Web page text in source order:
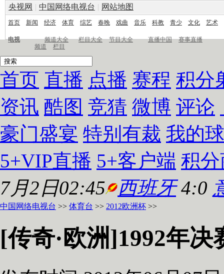
央视网 | 中国网络电视台 | 网站地图
首页 新闻 经济 体育 综艺 春晚 戏曲 音乐 科教 青少 文化 艺术
电视 频道大全 栏目大全 节目大全 直播中国
赛事直播
频道
栏目
首页 直播 点播 赛程 积分
资讯 酷图 竞猜 微博 评论
豪门盛宴 特别有裁 我的
5+VIP直播 5+客户端 积
7月2日02:45
西班牙4:0
中国网络电视台 >> 体育台 >> 2012欧洲杯 >>
[传奇·欧洲]1992年